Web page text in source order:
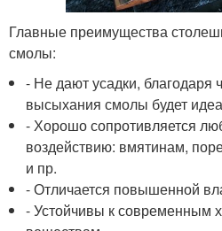
Главные преимущества
смолы:
- Не дают усадки, благодаря
высыхания смолы будет
- Хорошо сопротивляется
воздействию: вмятинам,
и пр.
- Отличается повышенной
- Устойчивы к современным